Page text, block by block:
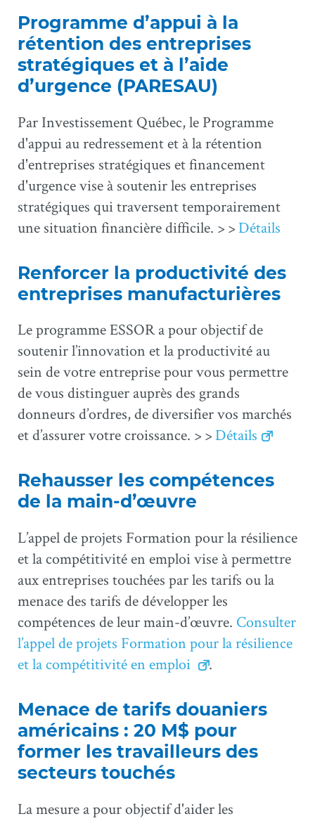
Programme d’appui à la
rétention des entreprises
stratégiques et à l’aide
d’urgence (PARESAU)
Par Investissement Québec, le Programme
d'appui au redressement et à la rétention
d'entreprises stratégiques et financement
d'urgence vise à soutenir les entreprises
stratégiques qui traversent temporairement
une situation financière difficile. > >Détails
Renforcer la productivité des
entreprises manufacturières
Le programme ESSOR a pour objectif de
soutenir l’innovation et la productivité au
sein de votre entreprise pour vous permettre
de vous distinguer auprès des grands
donneurs d’ordres, de diversifier vos marchés
et d’assurer votre croissance. > >Détails
Rehausser les compétences
de la main-d’œuvre
L’appel de projets Formation pour la résilience
et la compétitivité en emploi vise à permettre
aux entreprises touchées par les tarifs ou la
menace des tarifs de développer les
compétences de leur main-d’œuvre. Consulter
l’appel de projets Formation pour la résilience
et la compétitivité en emploi
.
Menace de tarifs douaniers
américains : 20 M$ pour
former les travailleurs des
secteurs touchés
La mesure a pour objectif d'aider les